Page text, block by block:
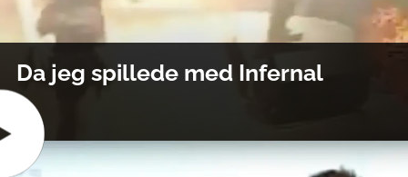
Da jeg spillede med Infernal